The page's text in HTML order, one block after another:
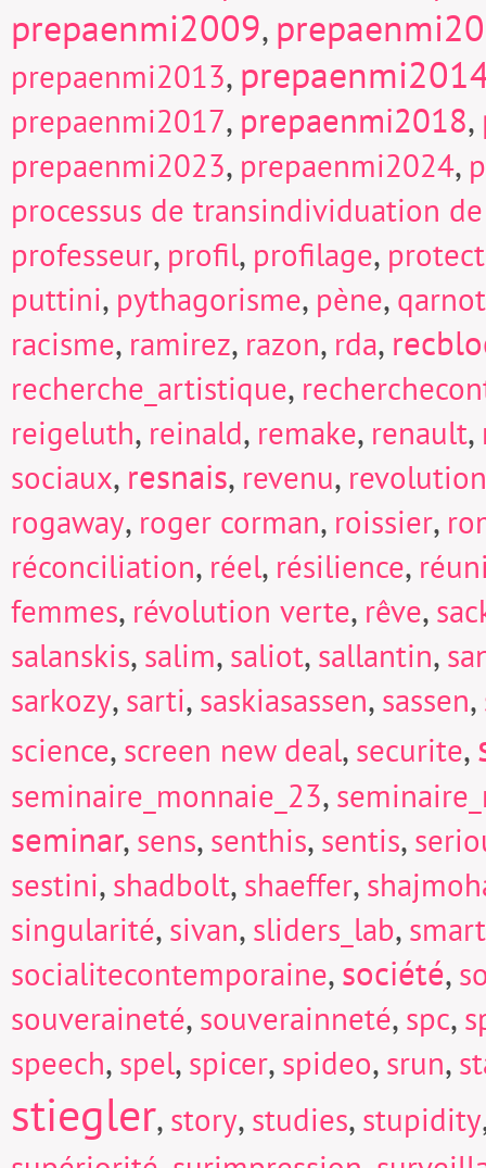
prepaenmi2009,
prepaenmi2013,
prepaenmi2017, prepaenmi2018,
prepaenmi2023, prepaenmi2024,
processus de transindividuation
professeur, profil, profilage,
puttini, pythagorisme, pène, qarnot
racisme, ramirez, razon, rda,
recherche_artistique,
reigeluth, reinald, remake, renault,
sociaux, resnais, revenu, revolution
rogaway, roger corman, roissier,
réconciliation, réel, résilience,
femmes, révolution verte, rêve,
salanskis, salim, saliot, sallantin,
sarkozy, sarti, saskiasassen, sassen,
science, screen new deal, securite,
seminaire_monnaie_23,
seminar, sens, senthis, sentis,
sestini, shadbolt, shaeffer,
singularité, sivan, sliders_lab,
socialitecontemporaine,société,
souveraineté, souverainneté, spc,
speech, spel, spicer, spideo, srun,
stiegler, story, studies, stupidity